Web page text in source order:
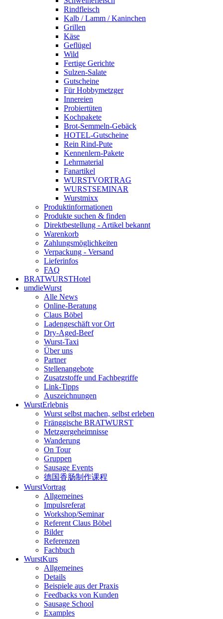
Rindfleisch
Kalb / Lamm / Kaninchen
Grillen
Käse
Geflügel
Wild
Fertige Gerichte
Sulzen-Salate
Gutscheine
Für Hobbymetzger
Innereien
Probiertüten
Kochpakete
Brot-Semmeln-Gebäck
HOTEL-Gutscheine
Rein Rind-Pute
Kennenlern-Pakete
Lehrmaterial
Fanartikel
WURST­VORTRAG
WURST­SEMINAR
Wurstmixx
Produktinformationen
Produkte suchen & finden
Direktbestellung - Artikel bekannt
Warenkorb
Zahlungsmöglichkeiten
Verpackung - Versand
Lieferinfos
FAQ
BRATWURSTHotel
umdieWurst
Alle News
Online-Beratung
Claus Böbel
Ladengeschäft vor Ort
Dry-Aged-Beef
Wurst-Taxi
Über uns
Partner
Stellenangebote
Zusatzstoffe und Fachbegriffe
Link-Tipps
Auszeichnungen
WurstErlebnis
Wurst selbst machen, selbst erleben
Fränggische BRATWURST
Metzgergeheimnisse
Wanderung
On Tour
Gruppen
Sausage Events
德国香肠制作课程
WurstVortrag
Allgemeines
Impulsreferat
Workshop/Seminar
Referent Claus Böbel
Bilder
Referenzen
Fachbuch
WurstKurs
Allgemeines
Details
Beispiele aus der Praxis
Feedbacks von Kunden
Sausage School
Examples